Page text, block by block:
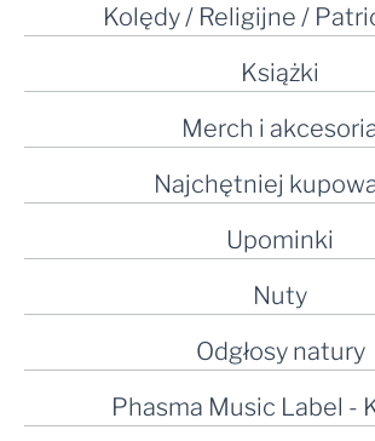
Kolędy / Religijne /
Książki
Merch i
Najchętniej
Upominki
Nuty
Odgłosy natury
Phasma Music Label -